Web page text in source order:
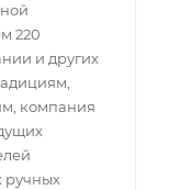
220
и других
компания
ручных